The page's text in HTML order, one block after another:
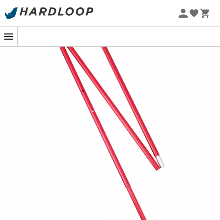
Promos d'été 🔥 -5 % EXTRA dès 2 produits* code Summer5
-5% Extra - Code Summer5